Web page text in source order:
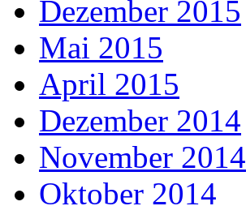
Dezember 2015
Mai 2015
April 2015
Dezember 2014
November 2014
Oktober 2014